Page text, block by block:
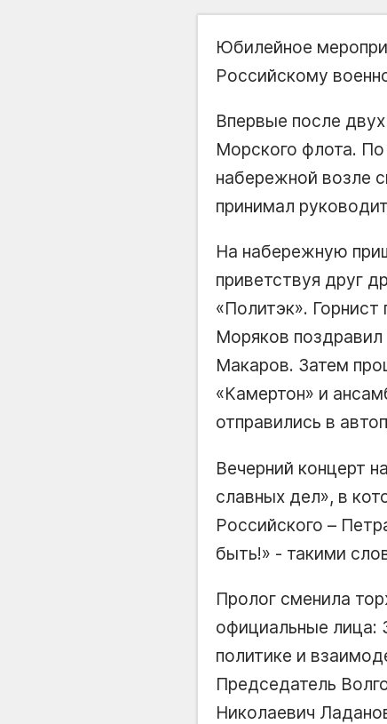
Юбилейное
Российскому
Впервые после
Морского флота.
набережной возле
принимал
На набережную
приветствуя друг
«Политэк».
Моряков
Макаров. Затем
«Камертон» и
отправились в
Вечерний концерт
славных дел», в
Российского –
быть!» - такими
Пролог сменила
официальные лица:
политике и
Председатель
Николаевич